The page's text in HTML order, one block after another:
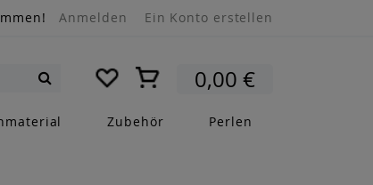
Anmelden Ein Konto erstellen
Mein Warenkorb
0,00 €
Zubehör Perlen